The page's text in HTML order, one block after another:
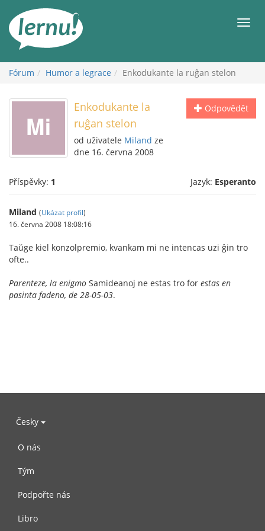
obsahu
Fórum Humor a legrace Enkodukante la ruĝan stelon
Odpovědět
Enkodukante la
ruĝan stelon
od uživatele Miland ze
dne 16. června 2008
Příspěvky: 1 Jazyk: Esperanto
Miland (Ukázat profil)
16. června 2008 18:08:16
Taŭge kiel konzolpremio, kvankam mi ne intencas uzi ĝin tro
ofte..
Parenteze, la enigmo Samideanoj ne estas tro for estas en
pasinta fadeno, de 28-05-03.
Česky
O nás
Tým
Podpořte nás
Libro